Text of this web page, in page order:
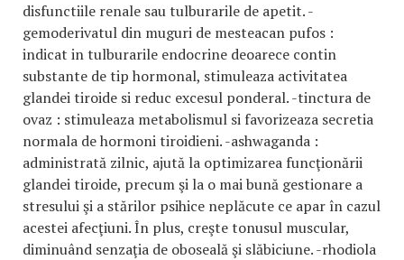
disfunctiile renale sau tulburarile de apetit. -
gemoderivatul din muguri de mesteacan pufos :
indicat in tulburarile endocrine deoarece contin
substante de tip hormonal, stimuleaza activitatea
glandei tiroide si reduc excesul ponderal. -tinctura de
ovaz : stimuleaza metabolismul si favorizeaza secretia
normala de hormoni tiroidieni. -ashwaganda :
administrată zilnic, ajută la optimizarea funcţionării
glandei tiroide, precum şi la o mai bună gestionare a
stresului şi a stărilor psihice neplăcute ce apar în cazul
acestei afecţiuni. În plus, creşte tonusul muscular,
diminuând senzaţia de oboseală şi slăbiciune. -rhodiola